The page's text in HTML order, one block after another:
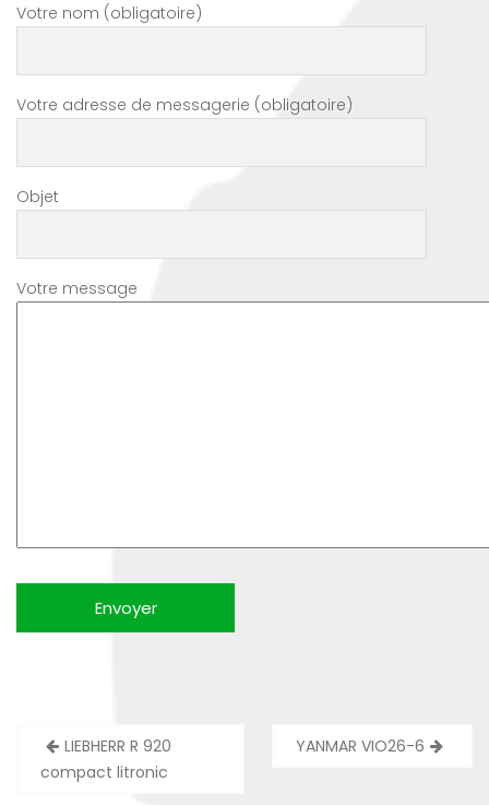
Votre nom (obligatoire)
Votre adresse de messagerie (obligatoire)
Objet
Votre message
Navigation
de
LIEBHERR R 920
compact litronic
YANMAR VIO26-6